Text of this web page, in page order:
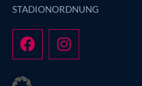
STADIONORDNUNG